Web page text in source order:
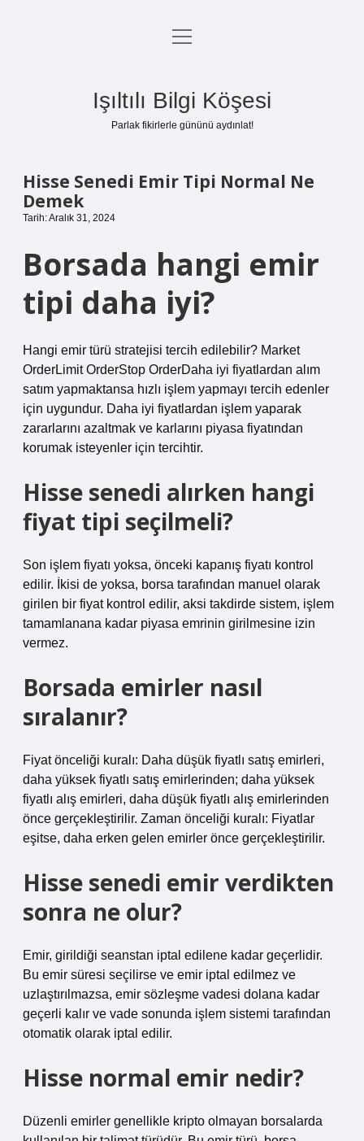
Anasayfa
Yasal Uyarı
menüyü
Işıltılı Bilgi Köşesi
Parlak fikirlerle gününü aydınlat!
Hisse Senedi Emir Tipi Normal Ne
Demek
Tarih: Aralık 31, 2024
Borsada hangi emir
tipi daha iyi?
Hangi emir türü stratejisi tercih edilebilir? Market
OrderLimit OrderStop OrderDaha iyi fiyatlardan alım
satım yapmaktansa hızlı işlem yapmayı tercih edenler
için uygundur. Daha iyi fiyatlardan işlem yaparak
zararlarını azaltmak ve karlarını piyasa fiyatından
korumak isteyenler için tercihtir.
Hisse senedi alırken hangi
fiyat tipi seçilmeli?
Son işlem fiyatı yoksa, önceki kapanış fiyatı kontrol
edilir. İkisi de yoksa, borsa tarafından manuel olarak
girilen bir fiyat kontrol edilir, aksi takdirde sistem, işlem
tamamlanana kadar piyasa emrinin girilmesine izin
vermez.
Borsada emirler nasıl
sıralanır?
Fiyat önceliği kuralı: Daha düşük fiyatlı satış emirleri,
daha yüksek fiyatlı satış emirlerinden; daha yüksek
fiyatlı alış emirleri, daha düşük fiyatlı alış emirlerinden
önce gerçekleştirilir. Zaman önceliği kuralı: Fiyatlar
eşitse, daha erken gelen emirler önce gerçekleştirilir.
Hisse senedi emir verdikten
sonra ne olur?
Emir, girildiği seanstan iptal edilene kadar geçerlidir.
Bu emir süresi seçilirse ve emir iptal edilmez ve
uzlaştırılmazsa, emir sözleşme vadesi dolana kadar
geçerli kalır ve vade sonunda işlem sistemi tarafından
otomatik olarak iptal edilir.
Hisse normal emir nedir?
Düzenli emirler genellikle kripto olmayan borsalarda